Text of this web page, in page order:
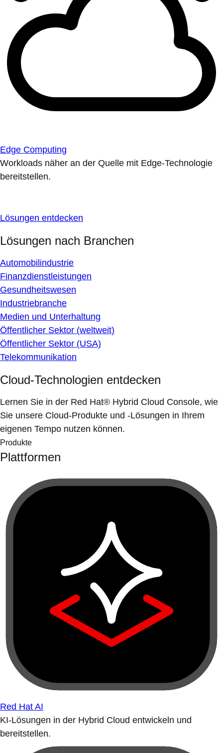
Edge Computing
Workloads näher an der Quelle mit Edge-Technologie
bereitstellen.
Lösungen entdecken
Lösungen nach Branchen
Automobilindustrie
Finanzdienstleistungen
Gesundheitswesen
Industriebranche
Medien und Unterhaltung
Öffentlicher Sektor (weltweit)
Öffentlicher Sektor (USA)
Telekommunikation
Cloud-Technologien entdecken
Lernen Sie in der Red Hat® Hybrid Cloud Console, wie
Sie unsere Cloud-Produkte und -Lösungen in Ihrem
eigenen Tempo nutzen können.
Produkte
Plattformen
Red Hat AI
KI-Lösungen in der Hybrid Cloud entwickeln und
bereitstellen.